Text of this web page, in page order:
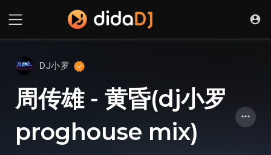
DJ小罗
周传雄 - 黄昏(dj小罗
proghouse mix)